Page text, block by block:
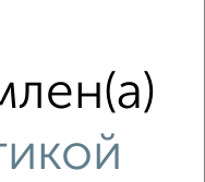
ЖК Наследие